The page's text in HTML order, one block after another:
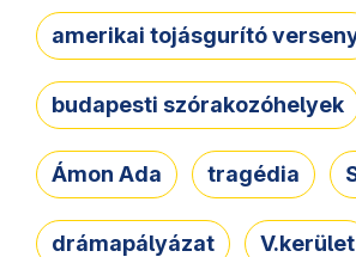
amerikai tojásgurító
budapesti szórakozóhelyek
Ámon Ada tragédia
drámapályázat V.kerület